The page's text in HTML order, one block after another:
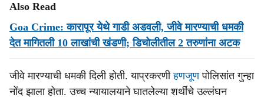
Also Read
Goa Crime: कारापूर येथे गाडी अडवली, जीवे मारण्याची धमकी
देत मागितली 10 लाखांची खंडणी; डिचोलीतील 2 तरुणांना अटक
जीवे मारण्याची धमकी दिली होती. याप्रकरणीहणजूणपोलिसांत गुन्हा
नोंद झाला होता. उच्च न्यायालयाने घातलेल्या शर्थींचे उल्लंघन